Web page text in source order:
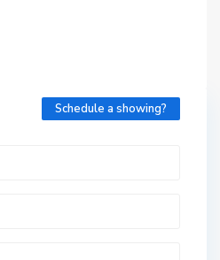
Schedule a showing?